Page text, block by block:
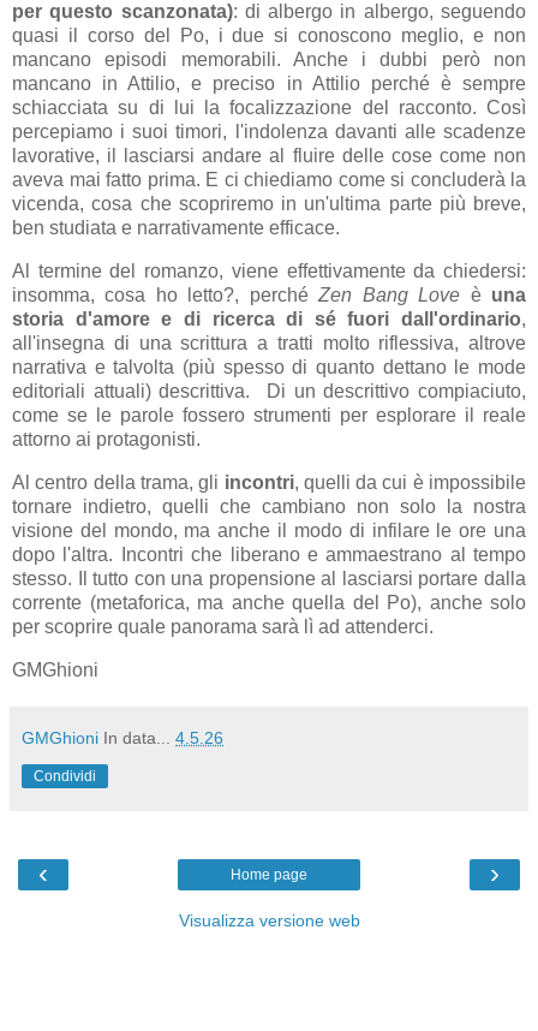
per questo scanzonata): di albergo in albergo, seguendo
quasi il corso del Po, i due si conoscono meglio, e non
mancano episodi memorabili. Anche i dubbi però non
mancano in Attilio, e preciso in Attilio perché è sempre
schiacciata su di lui la focalizzazione del racconto. Così
percepiamo i suoi timori, l'indolenza davanti alle scadenze
lavorative, il lasciarsi andare al fluire delle cose come non
aveva mai fatto prima. E ci chiediamo come si concluderà la
vicenda, cosa che scopriremo in un'ultima parte più breve,
ben studiata e narrativamente efficace.
Al termine del romanzo, viene effettivamente da chiedersi:
insomma, cosa ho letto?, perchéZen Bang Love è una
storia d'amore e di ricerca di sé fuori dall'ordinario,
all'insegna di una scrittura a tratti molto riflessiva, altrove
narrativa e talvolta (più spesso di quanto dettano le mode
editoriali attuali) descrittiva. Di un descrittivo compiaciuto,
come se le parole fossero strumenti per esplorare il reale
attorno ai protagonisti.
Al centro della trama, gli incontri, quelli da cui è impossibile
tornare indietro, quelli che cambiano non solo la nostra
visione del mondo, ma anche il modo di infilare le ore una
dopo l'altra. Incontri che liberano e ammaestrano al tempo
stesso. Il tutto con una propensione al lasciarsi portare dalla
corrente (metaforica, ma anche quella del Po), anche solo
per scoprire quale panorama sarà lì ad attenderci.
GMGhioni
GMGhioni In data... 4.5.26
Condividi
‹ ›
Home page
Visualizza versione web